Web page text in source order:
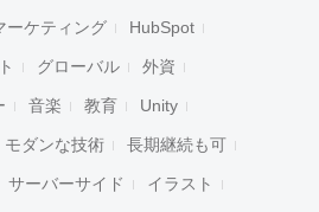
ーケティング HubSpot
グローバル 外資
音楽 教育 Unity
モダンな技術 長期継続も可
サーバーサイド イラスト